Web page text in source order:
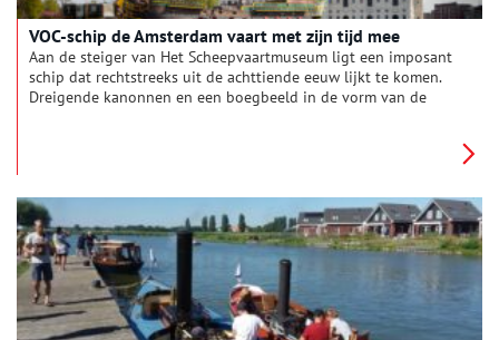
VOC-schip de Amsterdam vaart met zijn tijd mee
Aan de steiger van Het Scheepvaartmuseum ligt een imposant
schip dat rechtstreeks uit de achttiende eeuw lijkt te komen.
Dreigende kanonnen en een boegbeeld in de vorm van de
tot het noodlot toesloeg…